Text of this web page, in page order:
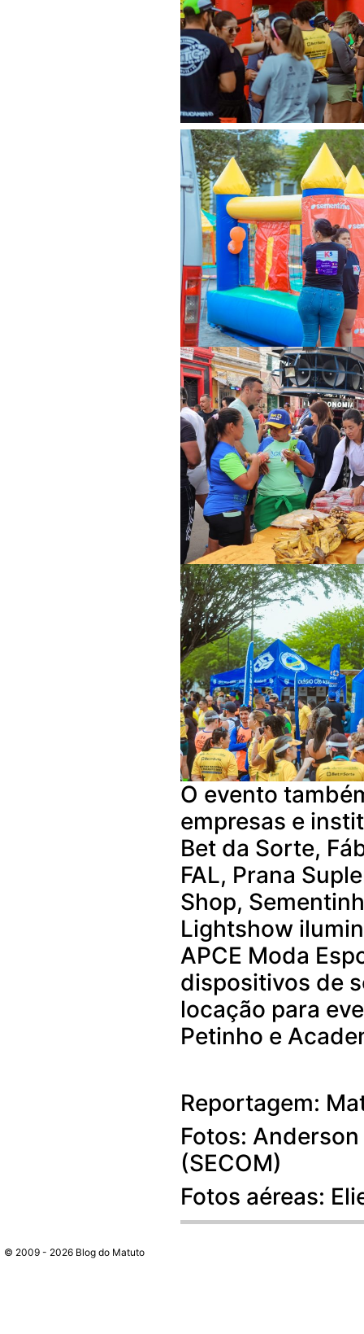
O evento
empresas e
Bet da Sorte,
FAL, Prana
Shop,
Lightshow
APCE Moda
dispositivos de
locação para
Petinho e
Reportagem:
Fotos:
(SECOM)
Fotos aéreas:
© 2009 - 2026 Blog do Matuto